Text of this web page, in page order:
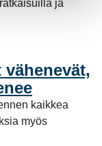
ja
kaikkea
myös